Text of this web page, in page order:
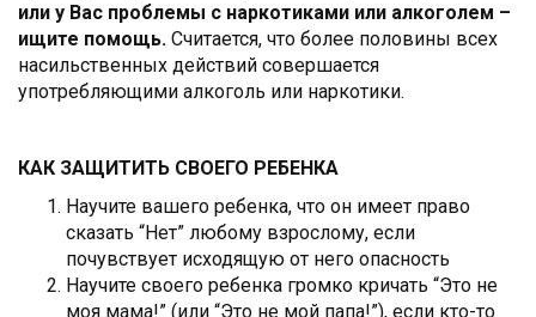
или у Вас проблемы с наркотиками или алкоголем –
ищите помощь. Считается, что более половины всех
насильственных действий совершается
употребляющими алкоголь или наркотики.
КАК ЗАЩИТИТЬ СВОЕГО РЕБЕНКА
Научите вашего ребенка, что он имеет право
сказать “Нет” любому взрослому, если
почувствует исходящую от него опасность
Научите своего ребенка громко кричать “Это не
моя мама!” (или “Это не мой папа!”), если кто-то